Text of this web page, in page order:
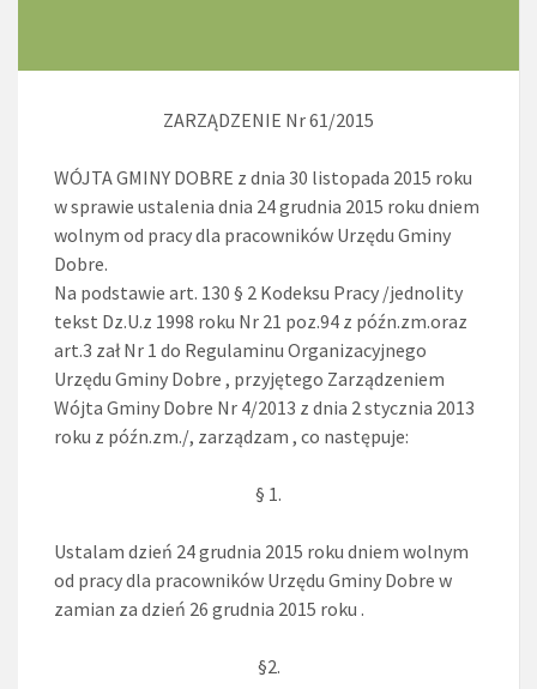
ZARZĄDZENIE Nr 61/2015
WÓJTA GMINY DOBRE z dnia 30 listopada 2015 roku
w sprawie ustalenia dnia 24 grudnia 2015 roku dniem
wolnym od pracy dla pracowników Urzędu Gminy
Dobre.
Na podstawie art. 130 § 2 Kodeksu Pracy /jednolity
tekst Dz.U.z 1998 roku Nr 21 poz.94 z późn.zm.oraz
art.3 zał Nr 1 do Regulaminu Organizacyjnego
Urzędu Gminy Dobre , przyjętego Zarządzeniem
Wójta Gminy Dobre Nr 4/2013 z dnia 2 stycznia 2013
roku z późn.zm./, zarządzam , co następuje:
§ 1.
Ustalam dzień 24 grudnia 2015 roku dniem wolnym
od pracy dla pracowników Urzędu Gminy Dobre w
zamian za dzień 26 grudnia 2015 roku .
§2.